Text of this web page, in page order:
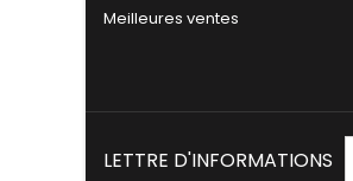
Meilleures ventes
LETTRE D'INFORMATIONS